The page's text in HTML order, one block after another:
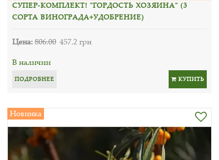
СУПЕР-КОМПЛЕКТ! "ГОРДОСТЬ ХОЗЯИНА" (3
СОРТА ВИНОГРАДА+УДОБРЕНИЕ)
Цена:806.00 457.2 грн
В наличии
ПОДРОБНЕЕ КУПИТЬ
Новинка